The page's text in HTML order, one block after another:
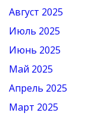
Август 2025
Июль 2025
Июнь 2025
Май 2025
Апрель 2025
Март 2025